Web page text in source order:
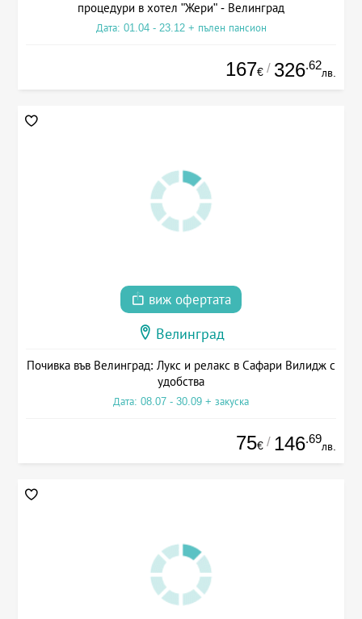
процедури в хотел "Жери" - Велинград
Дата: 01.04 - 23.12 + пълен пансион
167€ / 326.62
лв.
виж офертата
Велинград
Почивка във Велинград: Лукс и релакс в Сафари Вилидж с
удобства
Дата: 08.07 - 30.09 + закуска
75€ / 146.69
лв.